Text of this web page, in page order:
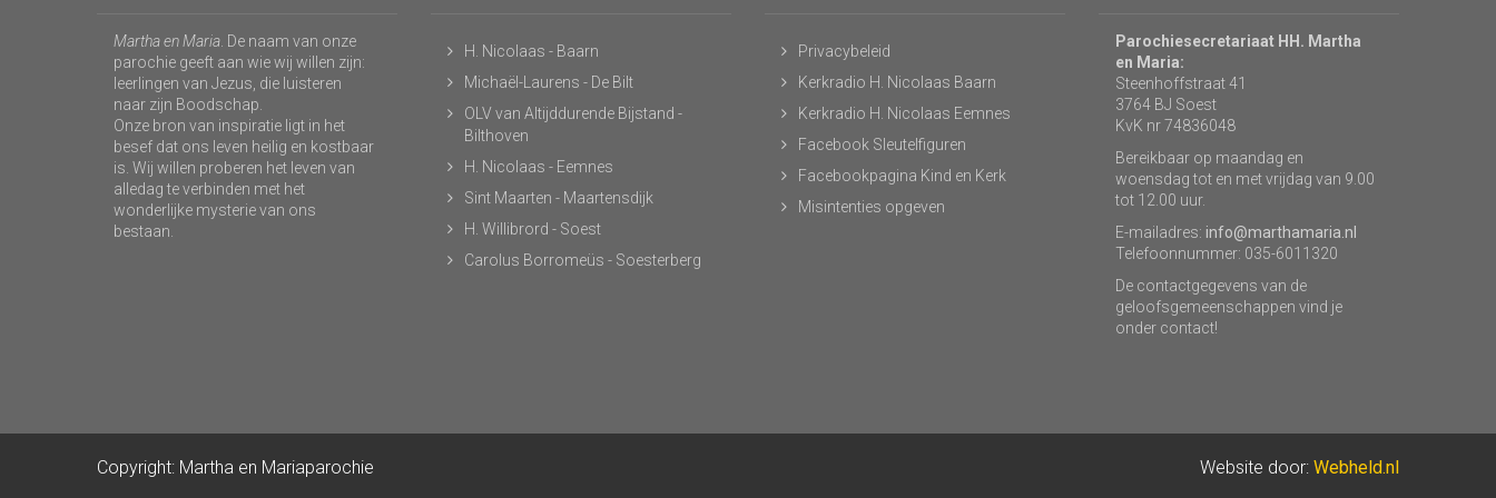
Martha en Maria . De naam van onze
parochie geeft aan wie wij willen zijn:
leerlingen van Jezus, die luisteren
naar zijn Boodschap.
Onze bron van inspiratie ligt in het
besef dat ons leven heilig en kostbaar
is. Wij willen proberen het leven van
alledag te verbinden met het
wonderlijke mysterie van ons
bestaan.
H. Nicolaas - Baarn
Michaël-Laurens - De Bilt
OLV van Altijddurende Bijstand -
Bilthoven
H. Nicolaas - Eemnes
Sint Maarten - Maartensdijk
H. Willibrord - Soest
Carolus Borromeüs - Soesterberg
Privacybeleid
Kerkradio H. Nicolaas Baarn
Kerkradio H. Nicolaas Eemnes
Facebook Sleutelfiguren
Facebookpagina Kind en Kerk
Misintenties opgeven
Parochiesecretariaat HH. Martha
en Maria:
Steenhoffstraat 41
3764 BJ Soest
KvK nr 74836048
Bereikbaar op maandag en
woensdag tot en met vrijdag van 9.00
tot 12.00 uur.
E-mailadres: info@marthamaria.nl
Telefoonnummer: 035-6011320
De contactgegevens van de
geloofsgemeenschappen vind je
onder contact!
Copyright: Martha en Mariaparochie Website door: Webheld.nl